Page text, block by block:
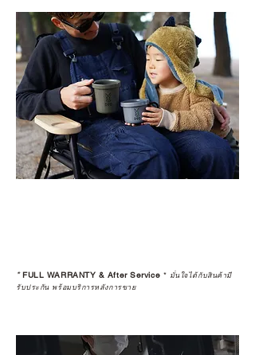
*FULL WARRANTY & After Service * มั่นใจได้กับสินค้ามี
รับประกัน พร้อมบริการหลังการขาย